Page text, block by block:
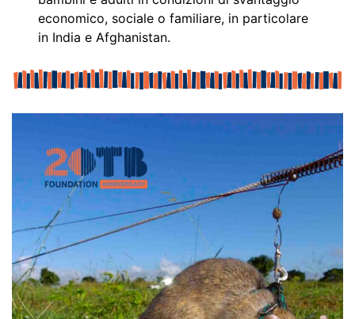
economico, sociale o familiare, in particolare
in India e Afghanistan.